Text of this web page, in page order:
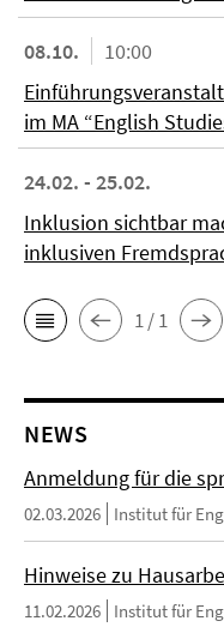
08.10.
10:00
im MA “English
24.02. - 25.02.
Inklusion sichtbar
inklusiven
1 / 1
NEWS
Anmeldung für die
02.03.2026 Institut für
Hinweise zu
11.02.2026 Institut für